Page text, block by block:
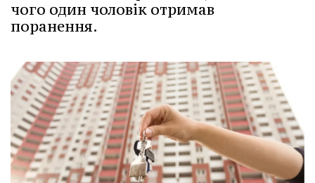
чого один чоловік отримав
поранення.